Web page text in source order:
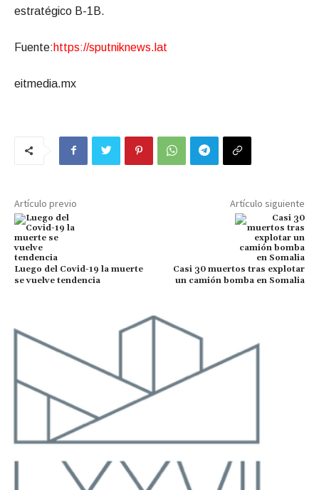
estratégico B-1B.
Fuente:https://sputniknews.lat
eitmedia.mx
Artículo previo
Luego del Covid-19 la muerte
se vuelve tendencia
Artículo siguiente
Casi 30 muertos tras explotar
un camión bomba en Somalia